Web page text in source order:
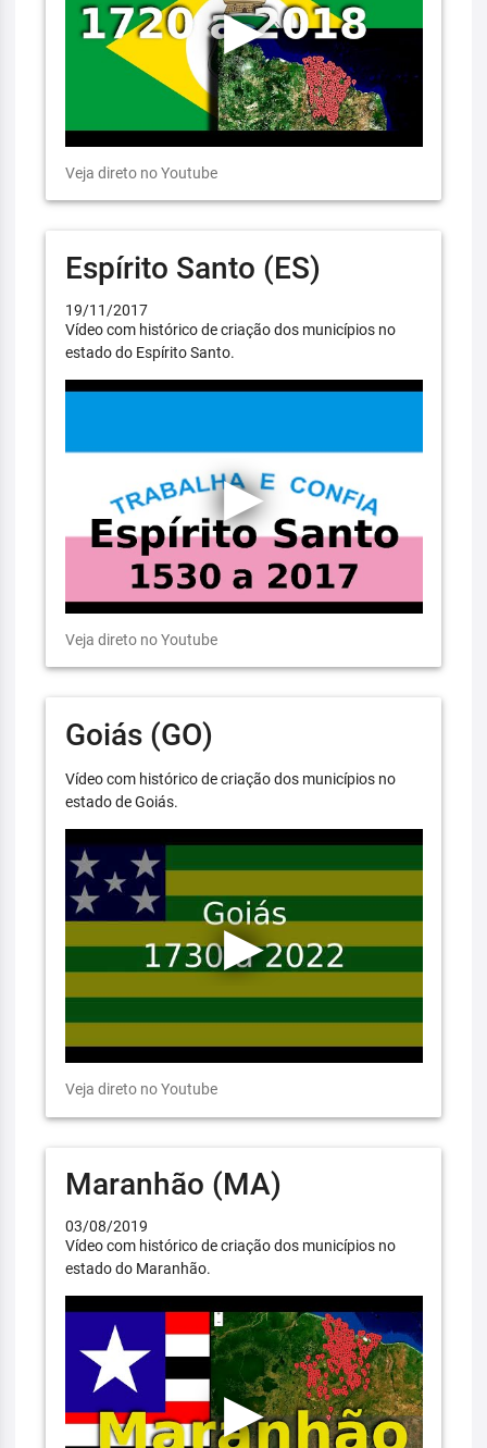
Veja direto no Youtube
Espírito Santo (ES)
19/11/2017
Vídeo com histórico de criação dos municípios no
estado do Espírito Santo.
Veja direto no Youtube
Goiás (GO)
Vídeo com histórico de criação dos municípios no
estado de Goiás.
Veja direto no Youtube
Maranhão (MA)
03/08/2019
Vídeo com histórico de criação dos municípios no
estado do Maranhão.